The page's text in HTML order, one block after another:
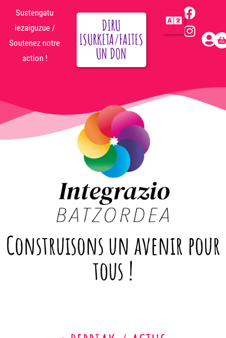
Sustengatu
iezaiguzue /
Soutenez notre
action !
DIRU
ISURKETA/FAITES
UN DON
Construisons un avenir pour
tous !